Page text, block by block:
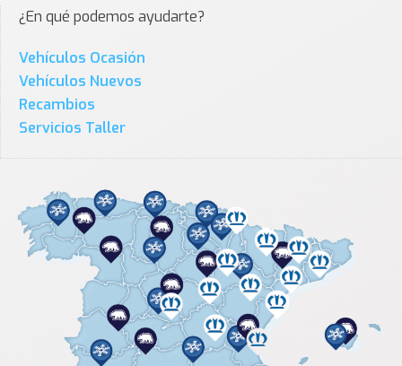
¿En qué podemos ayudarte?
Vehículos Ocasión
Vehículos Nuevos
Recambios
Servicios Taller